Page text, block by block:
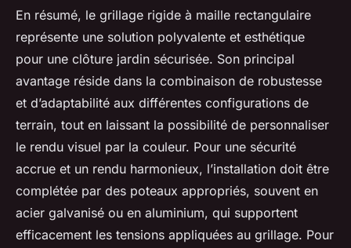
En résumé, le grillage rigide à maille rectangulaire
représente une solution polyvalente et esthétique
pour une clôture jardin sécurisée. Son principal
avantage réside dans la combinaison de robustesse
et d’adaptabilité aux différentes configurations de
terrain, tout en laissant la possibilité de personnaliser
le rendu visuel par la couleur. Pour une sécurité
accrue et un rendu harmonieux, l’installation doit être
complétée par des poteaux appropriés, souvent en
acier galvanisé ou en aluminium, qui supportent
efficacement les tensions appliquées au grillage. Pour